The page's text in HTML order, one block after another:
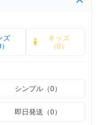
ズ
キッズ
（0）
シンプル（0）
即日発送（0）